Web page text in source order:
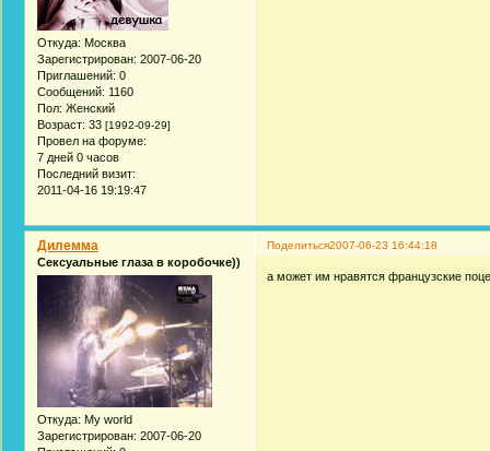
Откуда: Москва
Зарегистрирован: 2007-06-20
Приглашений: 0
Сообщений: 1160
Пол: Женский
Возраст: 33 [1992-09-29]
Провел на форуме:
7 дней 0 часов
Последний визит:
2011-04-16 19:19:47
Поделиться2007-06-23 16:44:18
Дилемма
Сексуальные глаза в коробочке))
Откуда: My world
Зарегистрирован: 2007-06-20
а может им нравятся французские